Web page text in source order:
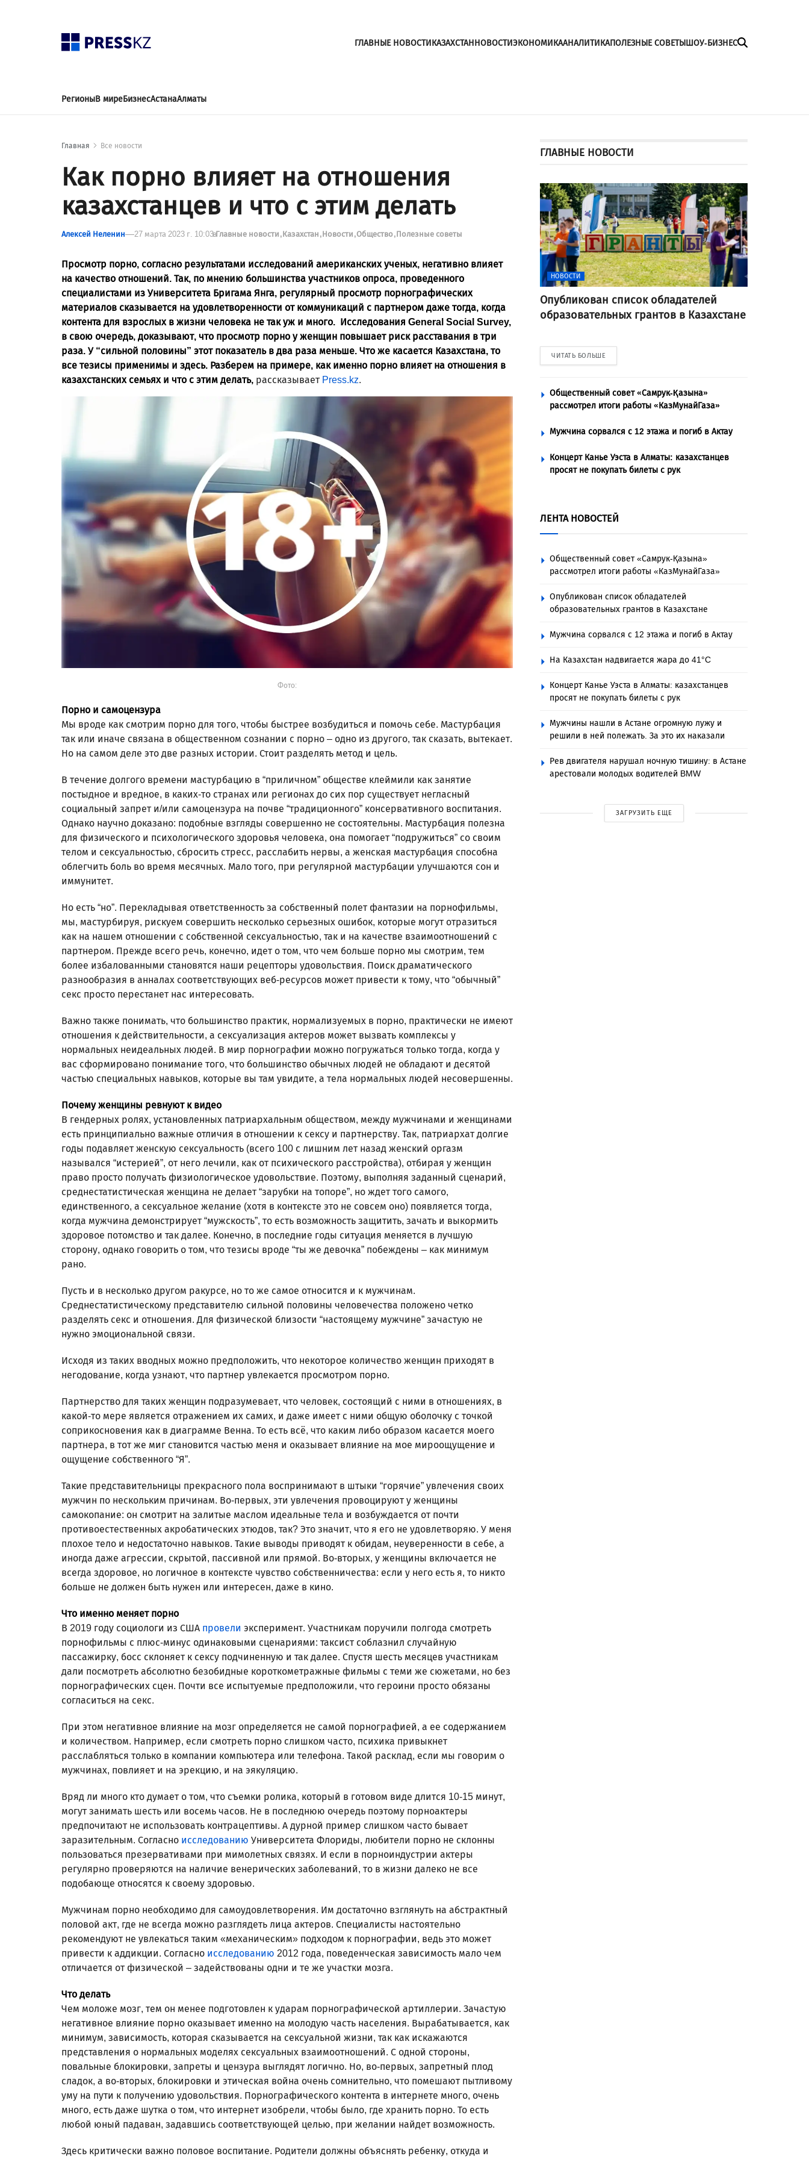
ГЛАВНЫЕ НОВОСТИКАЗАХСТАННОВОСТИЭКОНОМИКААНАЛИТИКАПОЛЕЗНЫЕ СОВЕТЫШОУ-БИЗНЕС
РегионыВ миреБизнесАстанаАлматы
Главная Все новости
Как порно влияет на отношения
казахстанцев и что с этим делать
Алексей Неленин 27 марта 2023 г. 10:03вГлавные новости Казахстан НовостиОбщество Полезные советы
Просмотр порно, согласно результатами исследований американских ученых, негативно влияет
на качество отношений. Так, по мнению большинства участников опроса, проведенного
специалистами из Университета Бригама Янга, регулярный просмотр порнографических
материалов сказывается на удовлетворенности от коммуникаций с партнером даже тогда, когда
контента для взрослых в жизни человека не так уж и много. Исследования General Social Survey,
в свою очередь, доказывают, что просмотр порно у женщин повышает риск расставания в три
раза. У “сильной половины” этот показатель в два раза меньше. Что же касается Казахстана, то
все тезисы применимы и здесь. Разберем на примере, как именно порно влияет на отношения в
казахстанских семьях и что с этим делать, рассказывает Press.kz.
Фото:
Порно и самоцензура
Мы вроде как смотрим порно для того, чтобы быстрее возбудиться и помочь себе. Мастурбация
так или иначе связана в общественном сознании с порно – одно из другого, так сказать, вытекает.
Но на самом деле это две разных истории. Стоит разделять метод и цель.
В течение долгого времени мастурбацию в “приличном” обществе клеймили как занятие
постыдное и вредное, в каких-то странах или регионах до сих пор существует негласный
социальный запрет и/или самоцензура на почве “традиционного” консервативного воспитания.
Однако научно доказано: подобные взгляды совершенно не состоятельны. Мастурбация полезна
для физического и психологического здоровья человека, она помогает “подружиться” со своим
телом и сексуальностью, сбросить стресс, расслабить нервы, а женская мастурбация способна
облегчить боль во время месячных. Мало того, при регулярной мастурбации улучшаются сон и
иммунитет.
Но есть “но”. Перекладывая ответственность за собственный полет фантазии на порнофильмы,
мы, мастурбируя, рискуем совершить несколько серьезных ошибок, которые могут отразиться
как на нашем отношении с собственной сексуальностью, так и на качестве взаимоотношений с
партнером. Прежде всего речь, конечно, идет о том, что чем больше порно мы смотрим, тем
более избалованными становятся наши рецепторы удовольствия. Поиск драматического
разнообразия в анналах соответствующих веб-ресурсов может привести к тому, что “обычный”
секс просто перестанет нас интересовать.
Важно также понимать, что большинство практик, нормализуемых в порно, практически не имеют
отношения к действительности, а сексуализация актеров может вызвать комплексы у
нормальных неидеальных людей. В мир порнографии можно погружаться только тогда, когда у
вас сформировано понимание того, что большинство обычных людей не обладают и десятой
частью специальных навыков, которые вы там увидите, а тела нормальных людей несовершенны.
Почему женщины ревнуют к видео
В гендерных ролях, установленных патриархальным обществом, между мужчинами и женщинами
есть принципиально важные отличия в отношении к сексу и партнерству. Так, патриархат долгие
годы подавляет женскую сексуальность (всего 100 с лишним лет назад женский оргазм
назывался “истерией”, от него лечили, как от психического расстройства), отбирая у женщин
право просто получать физиологическое удовольствие. Поэтому, выполняя заданный сценарий,
среднестатистическая женщина не делает “зарубки на топоре”, но ждет того самого,
единственного, а сексуальное желание (хотя в контексте это не совсем оно) появляется тогда,
когда мужчина демонстрирует “мужскость”, то есть возможность защитить, зачать и выкормить
здоровое потомство и так далее. Конечно, в последние годы ситуация меняется в лучшую
сторону, однако говорить о том, что тезисы вроде “ты же девочка” побеждены – как минимум
рано.
Пусть и в несколько другом ракурсе, но то же самое относится и к мужчинам.
Среднестатистическому представителю сильной половины человечества положено четко
разделять секс и отношения. Для физической близости “настоящему мужчине” зачастую не
нужно эмоциональной связи.
Исходя из таких вводных можно предположить, что некоторое количество женщин приходят в
негодование, когда узнают, что партнер увлекается просмотром порно.
Партнерство для таких женщин подразумевает, что человек, состоящий с ними в отношениях, в
какой-то мере является отражением их самих, и даже имеет с ними общую оболочку с точкой
соприкосновения как в диаграмме Венна. То есть всё, что каким либо образом касается моего
партнера, в тот же миг становится частью меня и оказывает влияние на мое мироощущение и
ощущение собственного “Я”.
Такие представительницы прекрасного пола воспринимают в штыки “горячие” увлечения своих
мужчин по нескольким причинам. Во-первых, эти увлечения провоцируют у женщины
самокопание: он смотрит на залитые маслом идеальные тела и возбуждается от почти
противоестественных акробатических этюдов, так? Это значит, что я его не удовлетворяю. У меня
плохое тело и недостаточно навыков. Такие выводы приводят к обидам, неуверенности в себе, а
иногда даже агрессии, скрытой, пассивной или прямой. Во-вторых, у женщины включается не
всегда здоровое, но логичное в контексте чувство собственничества: если у него есть я, то никто
больше не должен быть нужен или интересен, даже в кино.
Что именно меняет порно
В 2019 году социологи из США провели эксперимент. Участникам поручили полгода смотреть
порнофильмы с плюс-минус одинаковыми сценариями: таксист соблазнил случайную
пассажирку, босс склоняет к сексу подчиненную и так далее. Спустя шесть месяцев участникам
дали посмотреть абсолютно безобидные короткометражные фильмы с теми же сюжетами, но без
порнографических сцен. Почти все испытуемые предположили, что героини просто обязаны
согласиться на секс.
При этом негативное влияние на мозг определяется не самой порнографией, а ее содержанием
и количеством. Например, если смотреть порно слишком часто, психика привыкнет
расслабляться только в компании компьютера или телефона. Такой расклад, если мы говорим о
мужчинах, повлияет и на эрекцию, и на эякуляцию.
Вряд ли много кто думает о том, что съемки ролика, который в готовом виде длится 10-15 минут,
могут занимать шесть или восемь часов. Не в последнюю очередь поэтому порноактеры
предпочитают не использовать контрацептивы. А дурной пример слишком часто бывает
заразительным. Согласно исследованию Университета Флориды, любители порно не склонны
пользоваться презервативами при мимолетных связях. И если в порноиндустрии актеры
регулярно проверяются на наличие венерических заболеваний, то в жизни далеко не все
подобающе относятся к своему здоровью.
Мужчинам порно необходимо для самоудовлетворения. Им достаточно взглянуть на абстрактный
половой акт, где не всегда можно разглядеть лица актеров. Специалисты настоятельно
рекомендуют не увлекаться таким «механическим» подходом к порнографии, ведь это может
привести к аддикции. Согласно исследованию 2012 года, поведенческая зависимость мало чем
отличается от физической – задействованы одни и те же участки мозга.
Что делать
Чем моложе мозг, тем он менее подготовлен к ударам порнографической артиллерии. Зачастую
негативное влияние порно оказывает именно на молодую часть населения. Вырабатывается, как
минимум, зависимость, которая сказывается на сексуальной жизни, так как искажаются
представления о нормальных моделях сексуальных взаимоотношений. С одной стороны,
повальные блокировки, запреты и цензура выглядят логично. Но, во-первых, запретный плод
сладок, а во-вторых, блокировки и этическая война очень сомнительно, что помешают пытливому
уму на пути к получению удовольствия. Порнографического контента в интернете много, очень
много, есть даже шутка о том, что интернет изобрели, чтобы было, где хранить порно. То есть
любой юный падаван, задавшись соответствующей целью, при желании найдет возможность.
Здесь критически важно половое воспитание. Родители должны объяснять ребенку, откуда и
ГЛАВНЫЕ НОВОСТИ
НОВОСТИ
Опубликован список обладателей
образовательных грантов в Казахстане
ЧИТАТЬ БОЛЬШЕ
Общественный совет «Самрук-Қазына»
рассмотрел итоги работы «КазМунайГаза»
Мужчина сорвался с 12 этажа и погиб в Актау
Концерт Канье Уэста в Алматы: казахстанцев
просят не покупать билеты с рук
ЛЕНТА НОВОСТЕЙ
Общественный совет «Самрук-Қазына»
рассмотрел итоги работы «КазМунайГаза»
Опубликован список обладателей
образовательных грантов в Казахстане
Мужчина сорвался с 12 этажа и погиб в Актау
На Казахстан надвигается жара до 41°C
Концерт Канье Уэста в Алматы: казахстанцев
просят не покупать билеты с рук
Мужчины нашли в Астане огромную лужу и
решили в ней полежать. За это их наказали
Рев двигателя нарушал ночную тишину: в Астане
арестовали молодых водителей BMW
ЗАГРУЗИТЬ ЕЩЕ